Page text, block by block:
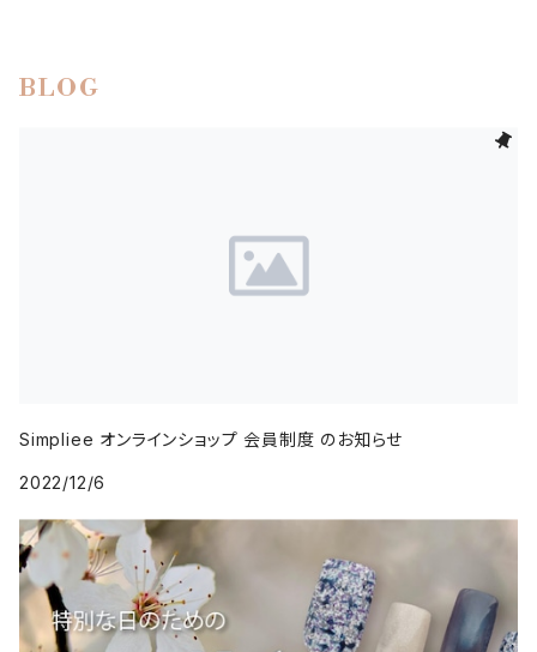
BLOG
Simpliee オンラインショップ 会員制度 のお知らせ
2022/12/6